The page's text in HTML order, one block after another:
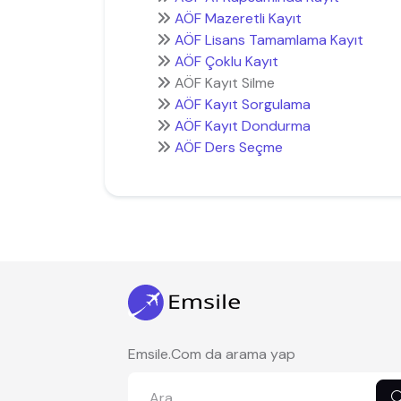
AÖF Mazeretli Kayıt
AÖF Lisans Tamamlama Kayıt
AÖF Çoklu Kayıt
AÖF Kayıt Silme
AÖF Kayıt Sorgulama
AÖF Kayıt Dondurma
AÖF Ders Seçme
Emsile.Com da arama yap